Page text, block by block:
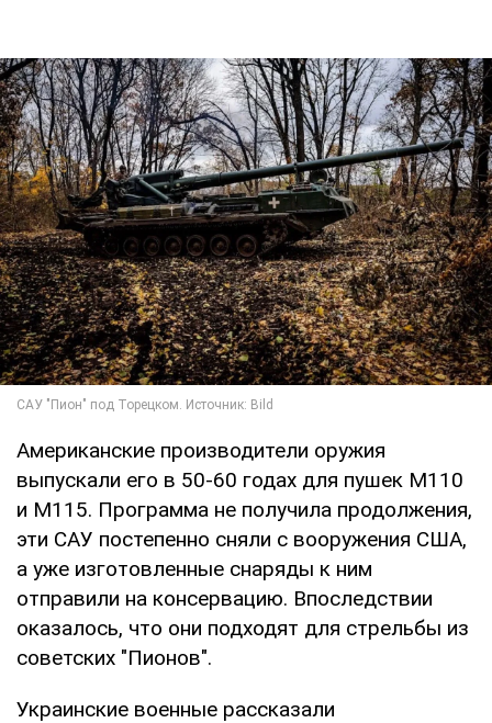
Американские производители оружия
выпускали его в 50-60 годах для пушек М110
и М115. Программа не получила продолжения,
эти САУ постепенно сняли с вооружения США,
а уже изготовленные снаряды к ним
отправили на консервацию. Впоследствии
оказалось, что они подходят для стрельбы из
советских "Пионов".
Украинские военные рассказали